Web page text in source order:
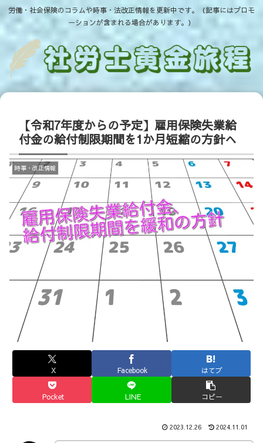
労働・社会保険のコラムや時事・法改正情報を更新中です。（記事にはプロモ
ーションが含まれる場合があります。）
【令和7年度からの予定】雇用保険失業給
付金の給付制限期間を1か月短縮の方針へ
時事・改正情報
X Facebook はてブ
Pocket LINE コピー
2023.12.26 2024.11.01